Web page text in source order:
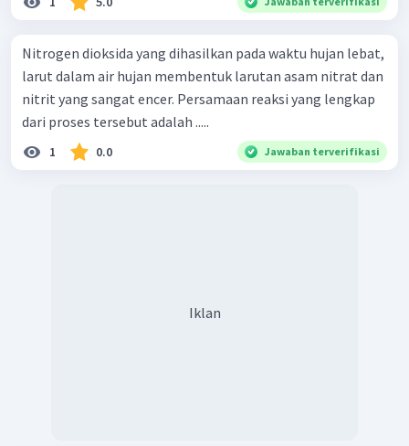
Nitrogen dioksida yang dihasilkan pada waktu hujan lebat,
larut dalam air hujan membentuk larutan asam nitrat dan
nitrit yang sangat encer. Persamaan reaksi yang lengkap
dari proses tersebut adalah .....
1 0.0 Jawaban terverifikasi
Iklan